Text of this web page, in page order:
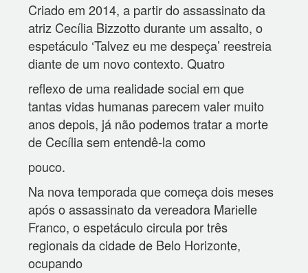
Criado em 2014, a partir do assassinato da
atriz Cecília Bizzotto durante um assalto, o
espetáculo ‘Talvez eu me despeça’ reestreia
diante de um novo contexto. Quatro
reflexo de uma realidade social em que
tantas vidas humanas parecem valer muito
anos depois, já não podemos tratar a morte
de Cecília sem entendê-la como
pouco.
Na nova temporada que começa dois meses
após o assassinato da vereadora Marielle
Franco, o espetáculo circula por três
regionais da cidade de Belo Horizonte,
ocupando